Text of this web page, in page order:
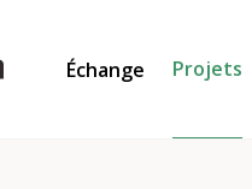
Échange Projets